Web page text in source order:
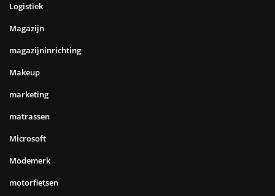
Logistiek
Magazijn
magazijninrichting
Makeup
marketing
matrassen
Microsoft
Modemerk
motorfietsen